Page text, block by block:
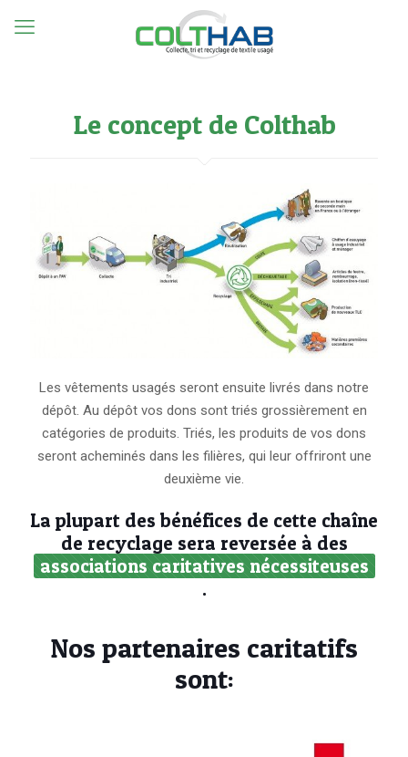
Le concept de Colthab
Les vêtements usagés seront ensuite livrés dans notre
dépôt. Au dépôt vos dons sont triés grossièrement en
catégories de produits. Triés, les produits de vos dons
seront acheminés dans les filières, qui leur offriront une
deuxième vie.
La plupart des bénéfices de cette chaîne
de recyclage sera reversée à des
associations caritatives nécessiteuses
.
Nos partenaires caritatifs
sont: